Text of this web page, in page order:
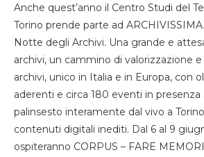
Anche quest’anno il Centro Studi del
Torino prende parte ad
Notte degli Archivi. Una grande e
archivi, un cammino di valorizzazione
archivi, unico in Italia e in Europa, con
aderenti e circa 180 eventi in presenza
palinsesto interamente dal vivo a
contenuti digitali inediti. Dal 6 al 9
ospiteranno CORPUS – FARE